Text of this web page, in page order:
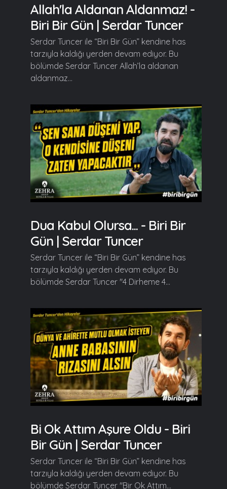
Allah'la Aldanan Aldanmaz! -
Biri Bir Gün | Serdar Tuncer
Serdar Tuncer ile “Biri Bir Gün” kendine has
tarzıyla kaldığı yerden devam ediyor. Bu
bölümde Serdar Tuncer Allah’la aldanan
aldanmaz...
Dua Kabul Olursa... - Biri Bir
Gün | Serdar Tuncer
Serdar Tuncer ile “Biri Bir Gün” kendine has
tarzıyla kaldığı yerden devam ediyor. Bu
bölümde Serdar Tuncer "4 Dirheme 4...
Bi Ok Attım Aşure Oldu - Biri
Bir Gün | Serdar Tuncer
Serdar Tuncer ile “Biri Bir Gün” kendine has
tarzıyla kaldığı yerden devam ediyor. Bu
bölümde Serdar Tuncer "Bir Ok Attım...